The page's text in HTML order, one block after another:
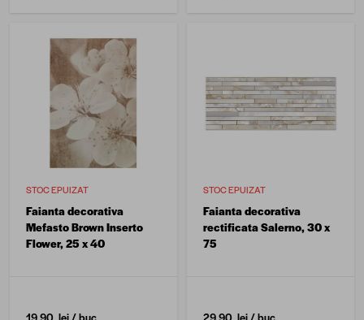
STOC EPUIZAT
Faianta decorativa
Mefasto Brown Inserto
Flower, 25 x 40
19,90 lei/ buc
STOC EPUIZAT
Faianta decorativa
rectificata Salerno, 30 x
75
29,90 lei/ buc